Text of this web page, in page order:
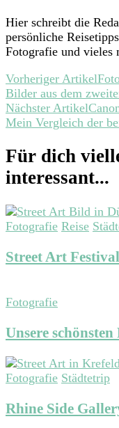
Hier schreibt die
persönliche
Fotografie und vieles
Vorheriger Artikel
Bilder aus dem
Nächster Artikel
Mein Vergleich der
Für dich
interessant...
Fotografie Reise
Street Art
Fotografie
Unsere
Fotografie Städtetrip
Rhine Side